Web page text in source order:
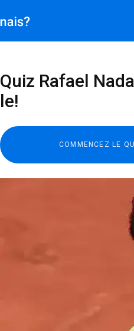
Quiz Rafael
le!